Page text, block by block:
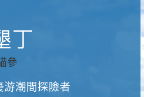
游潮間探險者